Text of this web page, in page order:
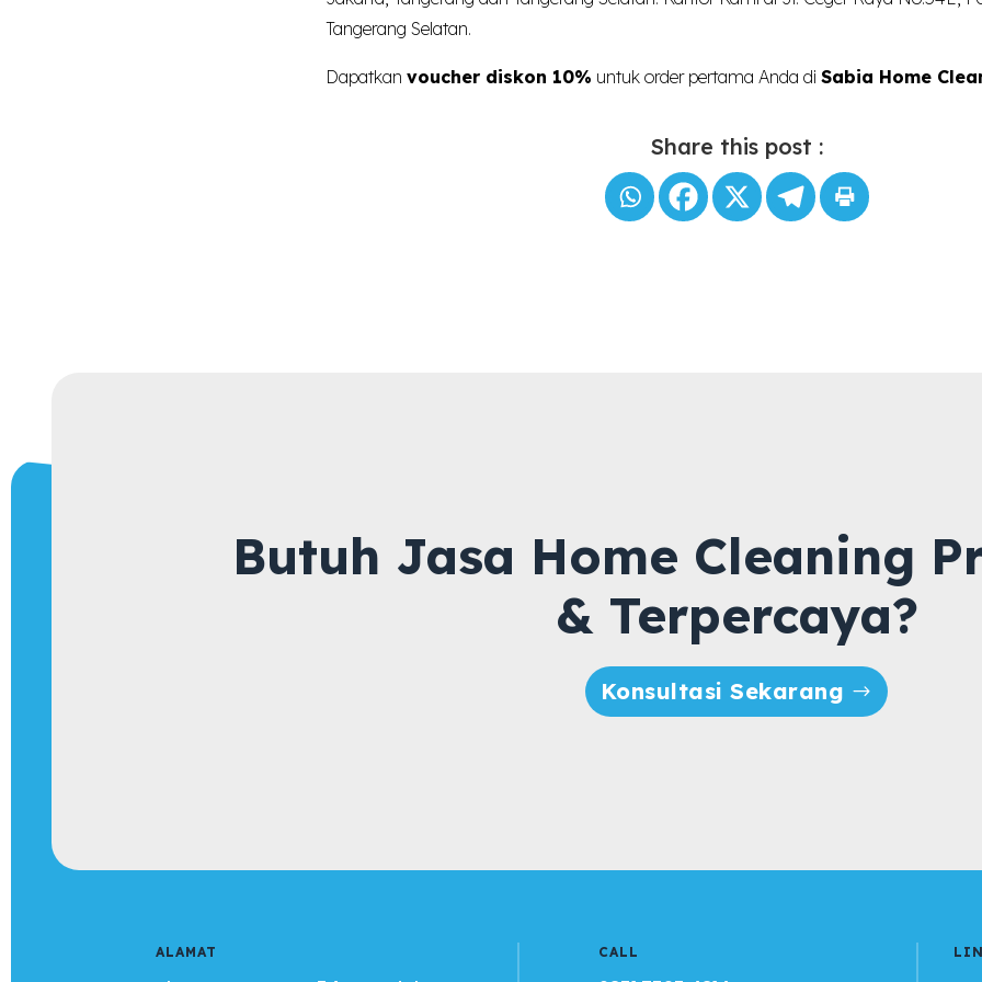
Tangerang Selatan.
Dapatkan voucher diskon 10% untuk order pertama Anda di Sabia Home
Share this post :
Butuh Jasa Home Cleaning
& Terpercaya?
Konsultasi Sekarang
ALAMAT CALL